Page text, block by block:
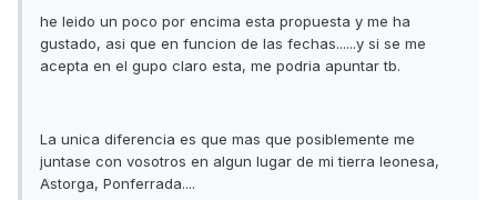
he leido un poco por encima esta propuesta y me ha
gustado, asi que en funcion de las fechas......y si se me
acepta en el gupo claro esta, me podria apuntar tb.
La unica diferencia es que mas que posiblemente me
juntase con vosotros en algun lugar de mi tierra leonesa,
Astorga, Ponferrada....